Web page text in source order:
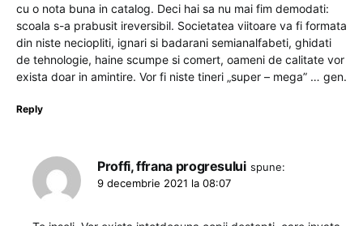
cu o nota buna in catalog. Deci hai sa nu mai fim demodati:
scoala s-a prabusit ireversibil. Societatea viitoare va fi formata
din niste neciopliti, ignari si badarani semianalfabeti, ghidati
de tehnologie, haine scumpe si comert, oameni de calitate vor
exista doar in amintire. Vor fi niste tineri „super – mega” … gen.
Reply
Proffi, ffrana progresului spune:
9 decembrie 2021 la 08:07